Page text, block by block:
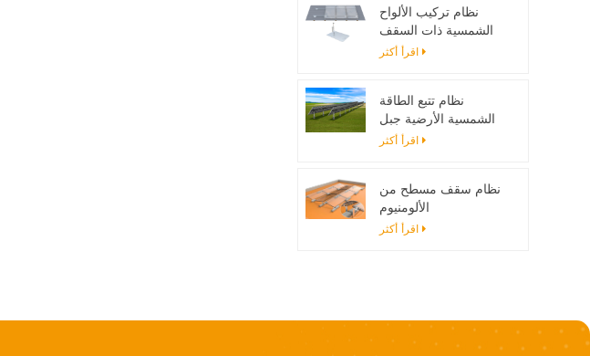
نظام تركيب الألواح
الشمسية ذات السقف
المسطح مع اللمعان
اقرأ أكثر
نظام تتبع الطاقة
الشمسية الأرضية جبل
حامل قابل للتعديل لوحة
اقرأ أكثر
نظام سقف مسطح من
الألومنيوم
اقرأ أكثر